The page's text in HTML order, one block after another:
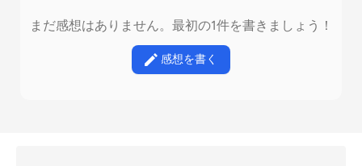
まだ感想はありません。最初の1件を書きましょう！
感想を書く